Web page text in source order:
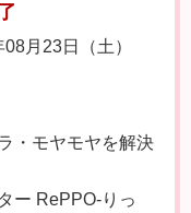
月23日（土）
・モヤモヤを解決
ー RePPO-りっ